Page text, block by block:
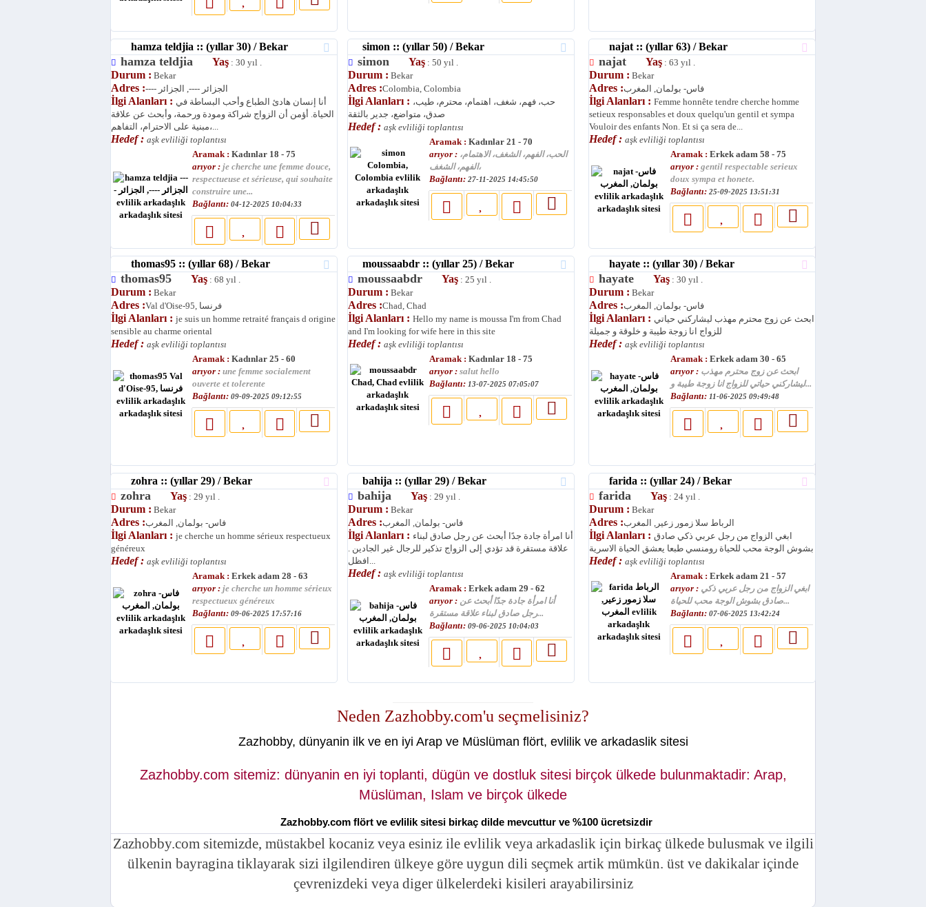
hamza teldjia :: (yıllar 30) / Bekar
hamza teldjia Yaş : 30 yıl .
Durum : Bekar
Adres : ---- الجزائر ----, الجزائر
İlgi Alanları : أنا إنسان هادئ الطباع وأحب البساطة في
الحياة. أؤمن أن الزواج شراكة ومودة ورحمة، وأبحث عن علاقة
مبنية على الاحترام، التفاهم،...
Hedef : aşk evliliği toplantısı
Aramak : Kadınlar 18 - 75
arıyor : je cherche une femme douce,
respectueuse et sérieuse, qui souhaite
construire une...
Bağlantı: 04-12-2025 10:04:33
simon :: (yıllar 50) / Bekar
simon Yaş : 50 yıl .
Durum : Bekar
Adres :Colombia, Colombia
İlgi Alanları : حب، فهم، شغف، اهتمام، محترم، طيب،
صدق، متواضع، جدير بالثقة
Hedef : aşk evliliği toplantısı
Aramak : Kadınlar 21 - 70
arıyor : الحب، الفهم، الشغف، الاهتمام،
الفهم، الشغف،
Bağlantı: 27-11-2025 14:45:50
najat :: (yıllar 63) / Bekar
najat Yaş : 63 yıl .
Durum : Bekar
Adres :فاس- بولمان, المغرب
İlgi Alanları : Femme honnête tendre cherche homme
setieux responsables et doux quelqu'un gentil et sympa
Vouloir des enfants Non. Et si ça sera de...
Hedef : aşk evliliği toplantısı
Aramak : Erkek adam 58 - 75
arıyor : gentil respectable serieux
doux sympa et honete.
Bağlantı: 25-09-2025 13:51:31
thomas95 :: (yıllar 68) / Bekar
thomas95 Yaş : 68 yıl .
Durum : Bekar
Adres : Val d'Oise-95, فرنسا
İlgi Alanları : je suis un homme retraité français d origine
sensible au charme oriental
Hedef : aşk evliliği toplantısı
Aramak : Kadınlar 25 - 60
arıyor : une femme socialement
ouverte et tolerente
Bağlantı: 09-09-2025 09:12:55
moussaabdr :: (yıllar 25) / Bekar
moussaabdr Yaş : 25 yıl .
Durum : Bekar
Adres :Chad, Chad
İlgi Alanları : Hello my name is moussa I'm from Chad
and I'm looking for wife here in this site
Hedef : aşk evliliği toplantısı
Aramak : Kadınlar 18 - 75
arıyor : salut hello
Bağlantı: 13-07-2025 07:05:07
hayate :: (yıllar 30) / Bekar
hayate Yaş : 30 yıl .
Durum : Bekar
Adres :فاس- بولمان, المغرب
İlgi Alanları : ابحث عن زوج محترم مهذب ليشاركني حياتي
للزواج انا زوجة طيبة و خلوقة و جميلة
Hedef : aşk evliliği toplantısı
Aramak : Erkek adam 30 - 65
arıyor : ابحث عن زوج محترم مهذب
ليشاركني حياتي للزواج انا زوجة طيبة و...
Bağlantı: 11-06-2025 09:49:48
zohra :: (yıllar 29) / Bekar
zohra Yaş : 29 yıl .
Durum : Bekar
Adres :فاس- بولمان, المغرب
İlgi Alanları : je cherche un homme sérieux respectueux
généreux
Hedef : aşk evliliği toplantısı
Aramak : Erkek adam 28 - 63
arıyor : je cherche un homme sérieux
respectueux généreux
Bağlantı: 09-06-2025 17:57:16
bahija :: (yıllar 29) / Bekar
bahija Yaş : 29 yıl .
Durum : Bekar
Adres :فاس- بولمان, المغرب
İlgi Alanları : أنا امرأة جادة جدًا أبحث عن رجل صادق لبناء
علاقة مستقرة قد تؤدي إلى الزواج تذكير للرجال غير الجادين .
افظل...
Hedef : aşk evliliği toplantısı
Aramak : Erkek adam 29 - 62
arıyor : أنا امرأة جادة جدًا أبحث عن
رجل صادق لبناء علاقة مستقرة...
Bağlantı: 09-06-2025 10:04:03
farida :: (yıllar 24) / Bekar
farida Yaş : 24 yıl .
Durum : Bekar
Adres :الرباط سلا زمور زعير, المغرب
İlgi Alanları : ابغي الزواج من رجل عربي ذكي صادق
بشوش الوجة محب للحياة رومنسي طبعا يعشق الحياة الاسرية
Hedef : aşk evliliği toplantısı
Aramak : Erkek adam 21 - 57
arıyor : ابغي الزواج من رجل عربي ذكي
صادق بشوش الوجة محب للحياة...
Bağlantı: 07-06-2025 13:42:24
Neden Zazhobby.com'u seçmelisiniz?
Zazhobby, dünyanin ilk ve en iyi Arap ve Müslüman flört, evlilik ve arkadaslik sitesi
Zazhobby.com sitemiz: dünyanin en iyi toplanti, dügün ve dostluk sitesi birçok ülkede bulunmaktadir: Arap,
Müslüman, Islam ve birçok ülkede
Zazhobby.com flört ve evlilik sitesi birkaç dilde mevcuttur ve %100 ücretsizdir
Zazhobby.com sitemizde, müstakbel kocaniz veya esiniz ile evlilik veya arkadaslik için birkaç ülkede bulusmak ve ilgili
ülkenin bayragina tiklayarak sizi ilgilendiren ülkeye göre uygun dili seçmek artik mümkün. üst ve dakikalar içinde
çevrenizdeki veya diger ülkelerdeki kisileri arayabilirsiniz